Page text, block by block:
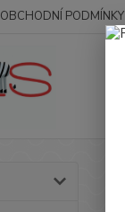
OBCHODNÍ PODMÍNKY